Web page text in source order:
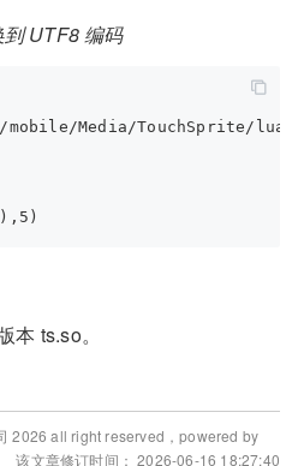
UTF8 编码
Media/TouchSprite/
ts.so。
2026 all right reserved，powered by
该文章修订时间： 2026-06-16 18:27:40